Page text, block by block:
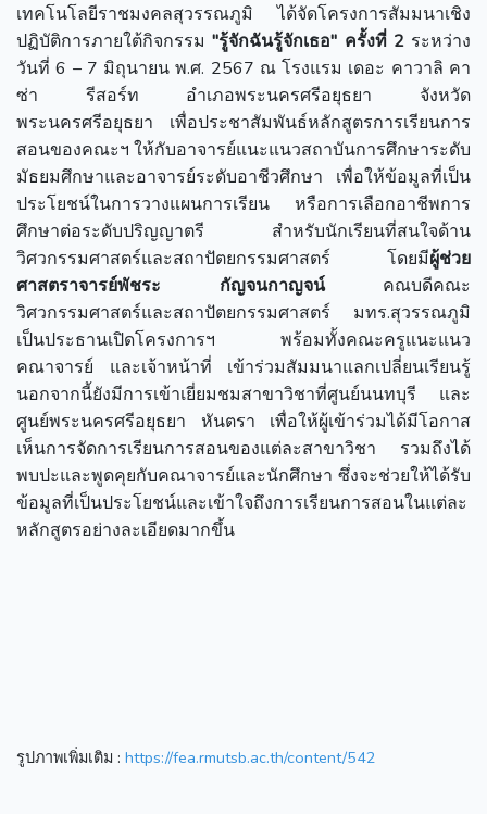
เทคโนโลยีราชมงคลสุวรรณภูมิ ได้จัดโครงการสัมมนาเชิง
ปฏิบัติการภายใต้กิจกรรม"รู้จักฉันรู้จักเธอ" ครั้งที่ 2ระหว่าง
วันที่ 6 – 7 มิถุนายน พ.ศ. 2567 ณ โรงแรม เดอะ คาวาลิ คา
ซ่า รีสอร์ท อำเภอพระนครศรีอยุธยา จังหวัด
พระนครศรีอยุธยา เพื่อประชาสัมพันธ์หลักสูตรการเรียนการ
สอนของคณะฯ ให้กับอาจารย์แนะแนวสถาบันการศึกษาระดับ
มัธยมศึกษาและอาจารย์ระดับอาชีวศึกษา เพื่อให้ข้อมูลที่เป็น
ประโยชน์ในการวางแผนการเรียน หรือการเลือกอาชีพการ
ศึกษาต่อระดับปริญญาตรี สำหรับนักเรียนที่สนใจด้าน
วิศวกรรมศาสตร์และสถาปัตยกรรมศาสตร์ โดยมีผู้ช่วย
ศาสตราจารย์พัชระ กัญจนกาญจน์คณบดีคณะ
วิศวกรรมศาสตร์และสถาปัตยกรรมศาสตร์ มทร.สุวรรณภูมิ
เป็นประธานเปิดโครงการฯ พร้อมทั้งคณะครูแนะแนว
คณาจารย์ และเจ้าหน้าที่ เข้าร่วมสัมมนาแลกเปลี่ยนเรียนรู้
นอกจากนี้ยังมีการเข้าเยี่ยมชมสาขาวิชาที่ศูนย์นนทบุรี และ
ศูนย์พระนครศรีอยุธยา หันตรา เพื่อให้ผู้เข้าร่วมได้มีโอกาส
เห็นการจัดการเรียนการสอนของแต่ละสาขาวิชา รวมถึงได้
พบปะและพูดคุยกับคณาจารย์และนักศึกษา ซึ่งจะช่วยให้ได้รับ
ข้อมูลที่เป็นประโยชน์และเข้าใจถึงการเรียนการสอนในแต่ละ
หลักสูตรอย่างละเอียดมากขึ้น
รูปภาพเพิ่มเติม : https://fea.rmutsb.ac.th/content/542